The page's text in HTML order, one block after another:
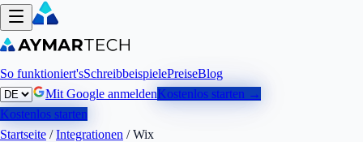
So funktioniert'sSchreibbeispielePreiseBlog
Mit Google anmeldenKostenlos starten →
Kostenlos starten
Startseite / Integrationen /Wix